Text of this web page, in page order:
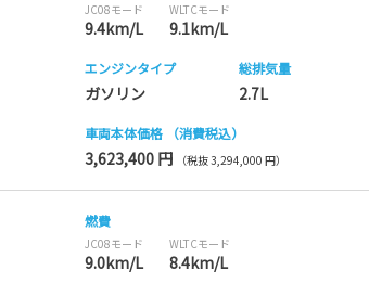
JC08モード
9.4km/L
WLTCモード
9.1km/L
エンジンタイプ
ガソリン
総排気量
2.7L
車両本体価格 （消費税込）
3,623,400 円 （税抜 3,294,000 円）
燃費
JC08モード
9.0km/L
WLTCモード
8.4km/L